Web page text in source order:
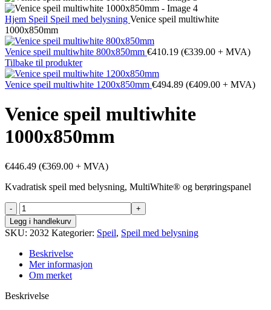
Hjem Speil Speil med belysning Venice speil multiwhite
1000x850mm
Venice speil multiwhite 800x850mm €410.19 (€339.00 + MVA)
Tilbake til produkter
Venice speil multiwhite 1200x850mm €494.89 (€409.00 + MVA)
Venice speil multiwhite
1000x850mm
€446.49 (€369.00 + MVA)
Kvadratisk speil med belysning, MultiWhite® og berøringspanel
Venice
speil
multiwhite
1000x850mm
antall
Legg i handlekurv
SKU: 2032 Kategorier: Speil, Speil med belysning
Beskrivelse
Mer informasjon
Om merket
Beskrivelse